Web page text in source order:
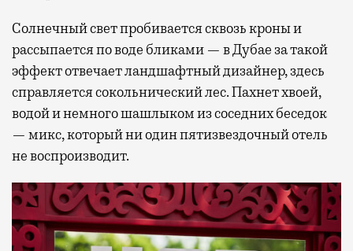
Солнечный свет пробивается сквозь кроны и
рассыпается по воде бликами — в Дубае за такой
эффект отвечает ландшафтный дизайнер, здесь
справляется сокольнический лес. Пахнет хвоей,
водой и немного шашлыком из соседних беседок
— микс, который ни один пятизвездочный отель
не воспроизводит.